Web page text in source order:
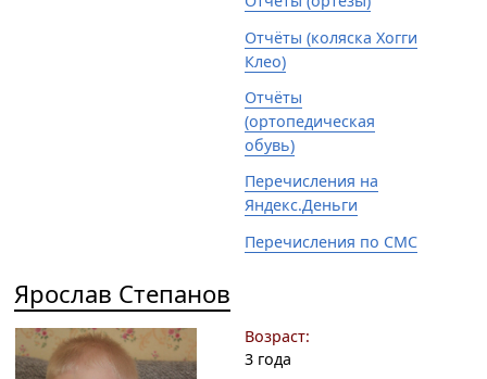
Отчёты (коляска Хогги
Клео)
Отчёты
(ортопедическая
обувь)
Перечисления на
Яндекс.Деньги
Перечисления по СМС
Ярослав Степанов
Возраст:
3 года